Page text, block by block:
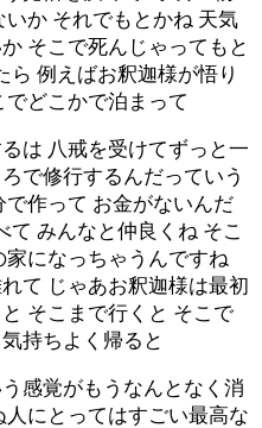
か それでもとかね 天気
そこで死んじゃってもと
ら 例えばお釈迦様が悟り
どこかで泊まって
は 八戒を受けてずっと一
で修行するんだっていう
作って お金がないんだ
て みんなと仲良くね そこ
になっちゃうんですね
て じゃあお釈迦様は最初
そこまで行くと そこで
持ちよく帰ると
感覚がもうなんとなく消
にとってはすごい最高な